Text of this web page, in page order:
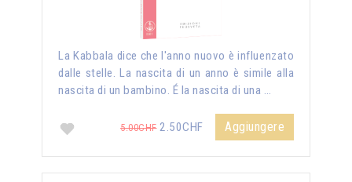
La Kabbala dice che l'anno nuovo è influenzato
dalle stelle. La nascita di un anno è simile alla
nascita di un bambino. É la nascita di una …
5.00CHF2.50CHF Aggiungere